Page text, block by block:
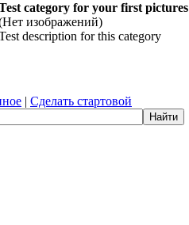
category for your first pictures
изображений)
description for this category
| Сделать стартовой